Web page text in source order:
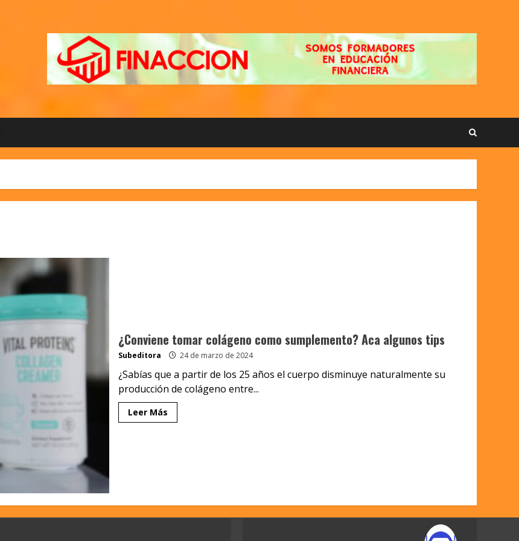
¿Conviene tomar colágeno como sumplemento? Aca algunos tips
Subeditora 24 de marzo de 2024
¿Sabías que a partir de los 25 años el cuerpo disminuye naturalmente su
producción de colágeno entre...
Leer Más